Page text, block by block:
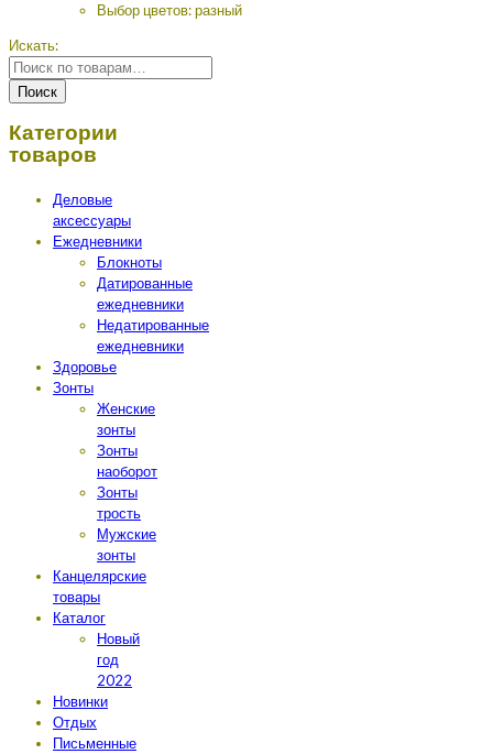
Выбор цветов: разный
Искать:
Поиск
Категории
товаров
Деловые
аксессуары
Ежедневники
Блокноты
Датированные
ежедневники
Недатированные
ежедневники
Здоровье
Зонты
Женские
зонты
Зонты
наоборот
Зонты
трость
Мужские
зонты
Канцелярские
товары
Каталог
Новый
год
2022
Новинки
Отдых
Письменные